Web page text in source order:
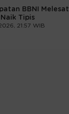
BBNI Melesat
Naik Tipis
21:57 WIB